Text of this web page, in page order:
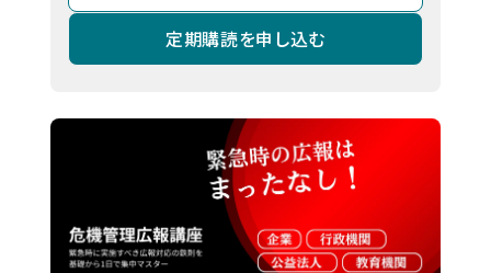
定期購読を申し込む